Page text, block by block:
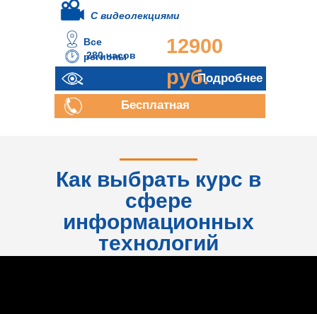
Все
регионы
Подробнее
Бесплатная
280 часов
12900
руб.
С видеолекциями
Как выбрать курс в
сфере
информационных
технологий